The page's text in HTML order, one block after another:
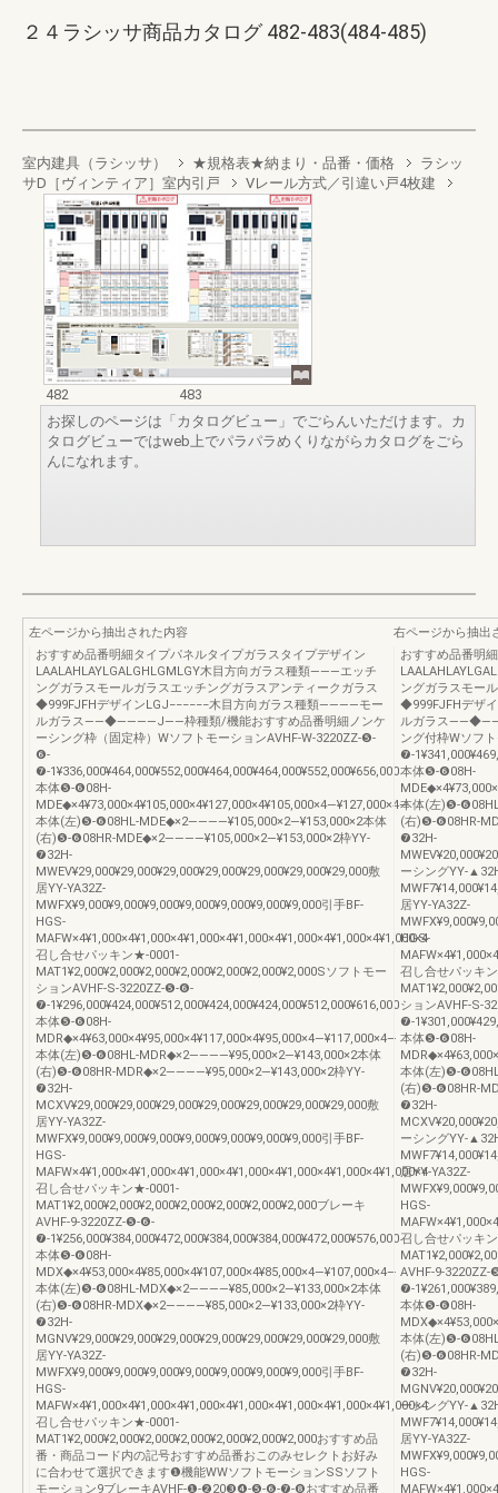
２４ラシッサ商品カタログ 482-483(484-485)
室内建具（ラシッサ） ★規格表★納まり・品番・価格
ラシッ
サD［ヴィンティア］室内引戸
Vレール方式／引違い戸4枚建
482
483
お探しのページは「カタログビュー」でごらんいただけます。カ
タログビューではweb上でパラパラめくりながらカタログをごら
んになれます。
左ページから抽出された内容
おすすめ品番明細タイプパネルタイプガラスタイプデザイン
LAALAHLAYLGALGHLGMLGY木目方向ガラス種類―――エッチ
ングガラスモールガラスエッチングガラスアンティークガラス
◆999FJFHデザインLGJ−−−−−−木目方向ガラス種類――――モー
ルガラス――◆――――J――枠種類/機能おすすめ品番明細ノンケ
ーシング枠（固定枠）WソフトモーションAVHF-W-3220ZZ-❺-
❻-
❼-1¥336,000¥464,000¥552,000¥464,000¥464,000¥552,000¥656,000
本体❺-❻08H-
MDE◆×4¥73,000×4¥105,000×4¥127,000×4¥105,000×4―¥127,000×4―
本体(左)❺-❻08HL-MDE◆×2――――¥105,000×2―¥153,000×2本体
(右)❺-❻08HR-MDE◆×2――――¥105,000×2―¥153,000×2枠YY-
❼32H-
MWEV¥29,000¥29,000¥29,000¥29,000¥29,000¥29,000¥29,000敷
居YY-YA32Z-
MWFX¥9,000¥9,000¥9,000¥9,000¥9,000¥9,000¥9,000引手BF-
HGS-
MAFW×4¥1,000×4¥1,000×4¥1,000×4¥1,000×4¥1,000×4¥1,000×4¥1,000×4
召し合せパッキン★-0001-
MAT1¥2,000¥2,000¥2,000¥2,000¥2,000¥2,000¥2,000Sソフトモー
ションAVHF-S-3220ZZ-❺-❻-
❼-1¥296,000¥424,000¥512,000¥424,000¥424,000¥512,000¥616,000
本体❺-❻08H-
MDR◆×4¥63,000×4¥95,000×4¥117,000×4¥95,000×4―¥117,000×4―
本体(左)❺-❻08HL-MDR◆×2――――¥95,000×2―¥143,000×2本体
(右)❺-❻08HR-MDR◆×2――――¥95,000×2―¥143,000×2枠YY-
❼32H-
MCXV¥29,000¥29,000¥29,000¥29,000¥29,000¥29,000¥29,000敷
居YY-YA32Z-
MWFX¥9,000¥9,000¥9,000¥9,000¥9,000¥9,000¥9,000引手BF-
HGS-
MAFW×4¥1,000×4¥1,000×4¥1,000×4¥1,000×4¥1,000×4¥1,000×4¥1,000×4
召し合せパッキン★-0001-
MAT1¥2,000¥2,000¥2,000¥2,000¥2,000¥2,000¥2,000ブレーキ
AVHF-9-3220ZZ-❺-❻-
❼-1¥256,000¥384,000¥472,000¥384,000¥384,000¥472,000¥576,000
本体❺-❻08H-
MDX◆×4¥53,000×4¥85,000×4¥107,000×4¥85,000×4―¥107,000×4―
本体(左)❺-❻08HL-MDX◆×2――――¥85,000×2―¥133,000×2本体
(右)❺-❻08HR-MDX◆×2――――¥85,000×2―¥133,000×2枠YY-
❼32H-
MGNV¥29,000¥29,000¥29,000¥29,000¥29,000¥29,000¥29,000敷
居YY-YA32Z-
MWFX¥9,000¥9,000¥9,000¥9,000¥9,000¥9,000¥9,000引手BF-
HGS-
MAFW×4¥1,000×4¥1,000×4¥1,000×4¥1,000×4¥1,000×4¥1,000×4¥1,000×4
召し合せパッキン★-0001-
MAT1¥2,000¥2,000¥2,000¥2,000¥2,000¥2,000¥2,000おすすめ品
番・商品コード内の記号おすすめ品番おこのみセレクトお好み
に合わせて選択できます❶機能WWソフトモーションSSソフト
モーション9ブレーキAVHF-❶-❷20❸❹-❺-❻-❼-❽おすすめ品番
右ページから抽出
おすすめ品番明
ングガラスモー
◆999FJFHデザ
ルガラス
ング付枠Wソフ
❼-
本体❺-❻08H-
本体(左)❺-
(右)❺-❻08HR-
❼32H-
ーシングYY-
居YY-YA32Z-
HGS-
召し合せパッキ
ションAVHF-S-
❼-
本体❺-❻08H-
本体(左)❺-
(右)❺-❻08HR-
❼32H-
ーシングYY-
居YY-YA32Z-
HGS-
召し合せパッキ
AVHF-9-
❼-
本体❺-❻08H-
本体(左)❺-
(右)❺-❻08HR-
❼32H-
ーシングYY-
居YY-YA32Z-
HGS-